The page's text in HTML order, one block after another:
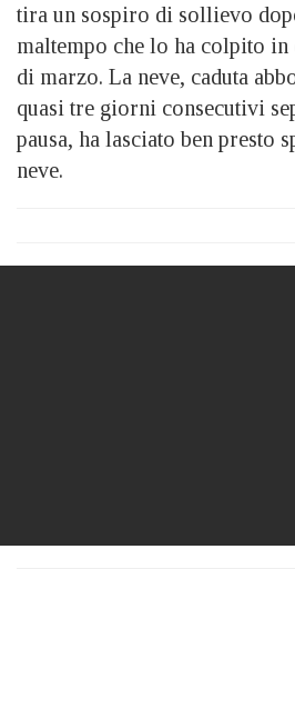
tira un sospiro di sollievo
maltempo che lo ha colpito
di marzo. La neve, caduta
quasi tre giorni consecutivi
pausa, ha lasciato ben presto
neve.